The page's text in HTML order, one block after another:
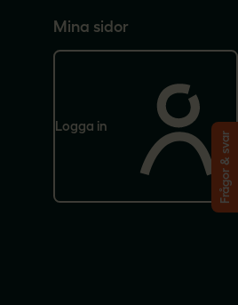
Mina sidor
Logga in
Frågor & svar